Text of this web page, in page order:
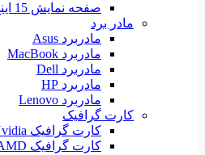
صفحه نمایش 15 اینج
مادر برد
مادربرد Asus
مادربرد MacBook
مادربرد Dell
مادربرد HP
مادربرد Lenovo
کارت گرافیک
کارت گرافیک Nvidia
کارت گرافیک AMD